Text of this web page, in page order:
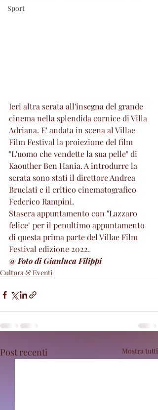
Sport
Ieri altra serata all'insegna del grande
cinema nella splendida cornice di Villa
Adriana. E' andata in scena al Villae
Film Festival la proiezione del film
"L'uomo che vendette la sua pelle" di
Kaouther Ben Hania. A introdurre la
serata sono stati il direttore Andrea
Bruciati e il critico cinematografico
Federico Rampini.
Stasera appuntamento con "Lazzaro
felice" per il penultimo appuntamento
di questa prima parte del Villae Film
Festival edizione 2022.
@ Foto di Gianluca Filippi
Cultura & Eventi
Post recenti Mostra tutti